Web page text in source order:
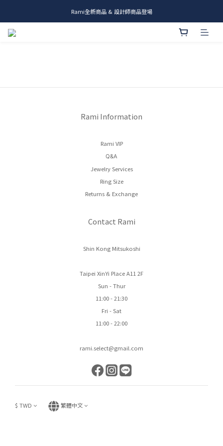
me.ie & A-Y2 新發售
Rami全新商品 & 設計師商品登場
Rami Information
Rami VIP
Q&A
Jewelry Services
Ring Size
Returns & Exchange
Contact Rami
Shin Kong Mitsukoshi
Taipei XinYi Place A11 2F
Sun - Thur
11:00 - 21:30
Fri - Sat
11:00 - 22:00
rami.select@gmail.com
$ TWD 繁體中文